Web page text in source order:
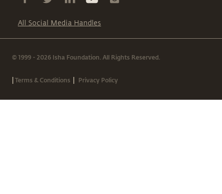
All Social Media Handles
© 1999 - 2026 Isha Foundation. All Rights Reserved.
|Terms & Conditions | Privacy Policy